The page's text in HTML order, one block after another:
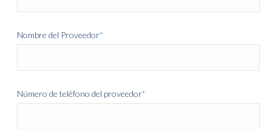
Nombre del Proveedor*
Número de teléfono del proveedor*